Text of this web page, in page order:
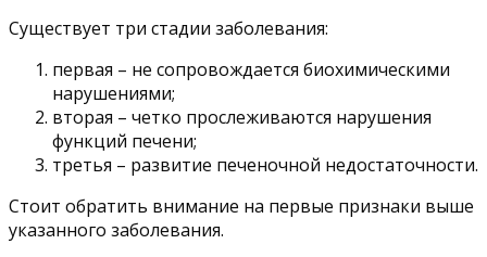
Существует три стадии заболевания:
первая – не сопровождается биохимическими
нарушениями;
вторая – четко прослеживаются нарушения
функций печени;
третья – развитие печеночной недостаточности.
Стоит обратить внимание на первые признаки выше
указанного заболевания.